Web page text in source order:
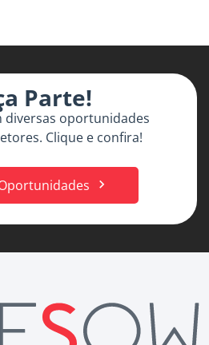
Parte!
diversas oportunidades
Clique e confira!